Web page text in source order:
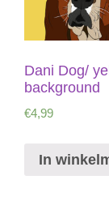
Dani Dog/
background
€4,99
In